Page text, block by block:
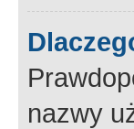
nazwy